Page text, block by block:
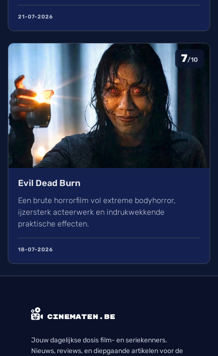
kippenvel. Hoewel de lore complex is, zorgt het
avontuur voor een heerlijke ervaring in de
21-07-2026
7/10
Evil Dead Burn
Een brute horrorfilm vol extreme bodyhorror,
ijzersterk acteerwerk en indrukwekkende
praktische effecten.
18-07-2026
Jouw dagelijkse dosis film- en seriekenners.
Nieuws, reviews, en diepgaande artikelen voor de